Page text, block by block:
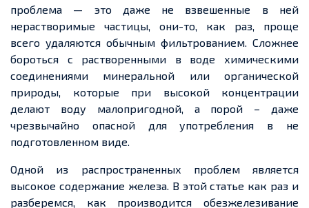
проблема — это даже не взвешенные в ней
нерастворимые частицы, они-то, как раз, проще
всего удаляются обычным фильтрованием. Сложнее
бороться с растворенными в воде химическими
соединениями минеральной или органической
природы, которые при высокой концентрации
делают воду малопригодной, а порой – даже
чрезвычайно опасной для употребления в не
подготовленном виде.
Одной из распространенных проблем является
высокое содержание железа. В этой статье как раз и
разберемся, как производится обезжелезивание